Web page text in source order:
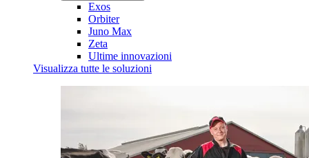
Exos
Orbiter
Juno Max
Zeta
Ultime innovazioni
Visualizza tutte le soluzioni